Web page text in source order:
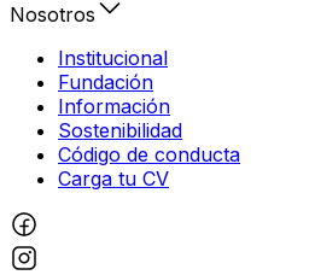
Nosotros
Institucional
Fundación
Información
Sostenibilidad
Código de conducta
Carga tu CV